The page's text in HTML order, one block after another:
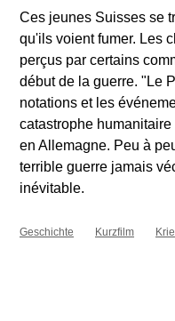
Ces jeunes Suisses se
qu'ils voient fumer. Les
perçus par certains
début de la guerre. "Le
notations et les
catastrophe
en Allemagne. Peu à
terrible guerre jamais
inévitable.
Geschichte Kurzfilm